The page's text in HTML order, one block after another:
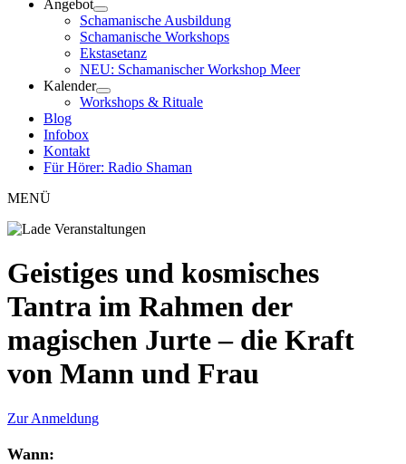
Angebot
Schamanische Ausbildung
Schamanische Workshops
Ekstasetanz
NEU: Schamanischer Workshop Meer
Kalender
Workshops & Rituale
Blog
Infobox
Kontakt
Für Hörer: Radio Shaman
MENÜ
Geistiges und kosmisches
Tantra im Rahmen der
magischen Jurte – die Kraft
von Mann und Frau
Zur Anmeldung
Wann: